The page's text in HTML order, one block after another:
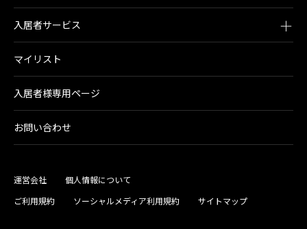
お問い合わせ
入居者サービス
マイリスト
入居者様専用ページ
運営会社
個人情報について
ご利用規約
ソーシャルメディア利用規約 サイトマップ